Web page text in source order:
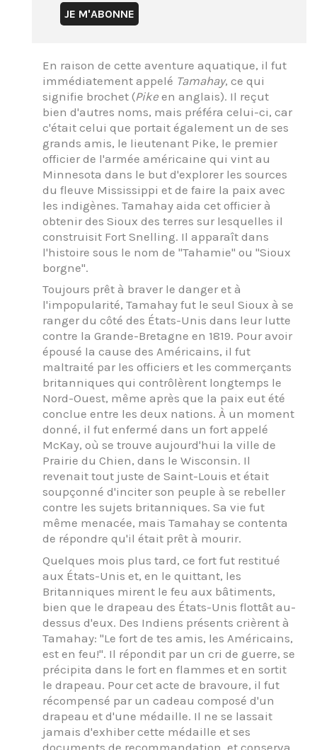
En raison de cette aventure aquatique, il fut
immédiatement appelé Tamahay, ce qui
signifie brochet (Pike en anglais). Il reçut
bien d'autres noms, mais préféra celui-ci, car
c'était celui que portait également un de ses
grands amis, le lieutenant Pike, le premier
officier de l'armée américaine qui vint au
Minnesota dans le but d'explorer les sources
du fleuve Mississippi et de faire la paix avec
les indigènes. Tamahay aida cet officier à
obtenir des Sioux des terres sur lesquelles il
construisit Fort Snelling. Il apparaît dans
l'histoire sous le nom de "Tahamie" ou "Sioux
borgne".
Toujours prêt à braver le danger et à
l'impopularité, Tamahay fut le seul Sioux à se
ranger du côté des États-Unis dans leur lutte
contre la Grande-Bretagne en 1819. Pour avoir
épousé la cause des Américains, il fut
maltraité par les officiers et les commerçants
britanniques qui contrôlèrent longtemps le
Nord-Ouest, même après que la paix eut été
conclue entre les deux nations. À un moment
donné, il fut enfermé dans un fort appelé
McKay, où se trouve aujourd'hui la ville de
Prairie du Chien, dans le Wisconsin. Il
revenait tout juste de Saint-Louis et était
soupçonné d'inciter son peuple à se rebeller
contre les sujets britanniques. Sa vie fut
même menacée, mais Tamahay se contenta
de répondre qu'il était prêt à mourir.
Quelques mois plus tard, ce fort fut restitué
aux États-Unis et, en le quittant, les
Britanniques mirent le feu aux bâtiments,
bien que le drapeau des États-Unis flottât au-
dessus d'eux. Des Indiens présents crièrent à
Tamahay: "Le fort de tes amis, les Américains,
est en feu!". Il répondit par un cri de guerre, se
précipita dans le fort en flammes et en sortit
le drapeau. Pour cet acte de bravoure, il fut
récompensé par un cadeau composé d'un
drapeau et d'une médaille. Il ne se lassait
jamais d'exhiber cette médaille et ses
documents de recommandation, et conserva